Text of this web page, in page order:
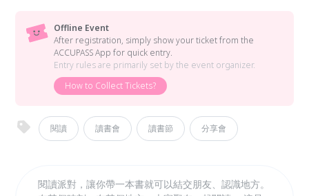
Offline Event
After registration, simply show your ticket from the
ACCUPASS App for quick entry.
Entry rules are primarily set by the event organizer.
How to Collect Tickets?
閱讀 讀書會 讀書節 分享會
閱讀派對，讓你帶一本書就可以結交朋友、認識地方。